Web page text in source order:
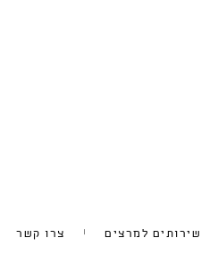
שירותים למרצים צרו קשר